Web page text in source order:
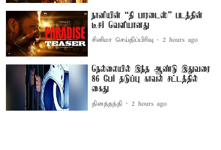
நானியின் “தி பாரடைஸ்” படத்தின்
டீசர் வெளியானது
சினிமா செய்திப்பிரிவு 2 hours ago
நெல்லையில் இந்த ஆண்டு இதுவரை
86 பேர் தடுப்பு காவல் சட்டத்தில்
கைது
தினத்தந்தி 2 hours ago